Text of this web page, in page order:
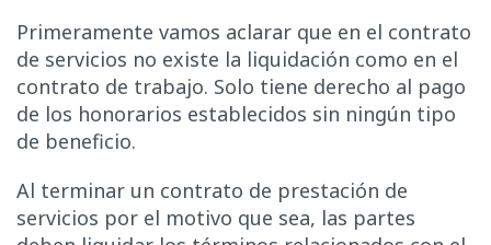
Primeramente vamos aclarar que en el contrato
de servicios no existe la liquidación como en el
contrato de trabajo. Solo tiene derecho al pago
de los honorarios establecidos sin ningún tipo
de beneficio.
Al terminar un contrato de prestación de
servicios por el motivo que sea, las partes